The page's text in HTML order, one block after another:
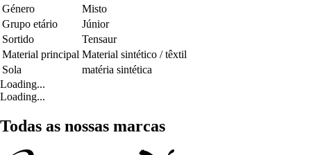
Género
Misto
Grupo etário
Júnior
Sortido
Tensaur
Material principal Material sintético / têxtil
Sola
matéria sintética
Loading...
Loading...
Todas as nossas marcas